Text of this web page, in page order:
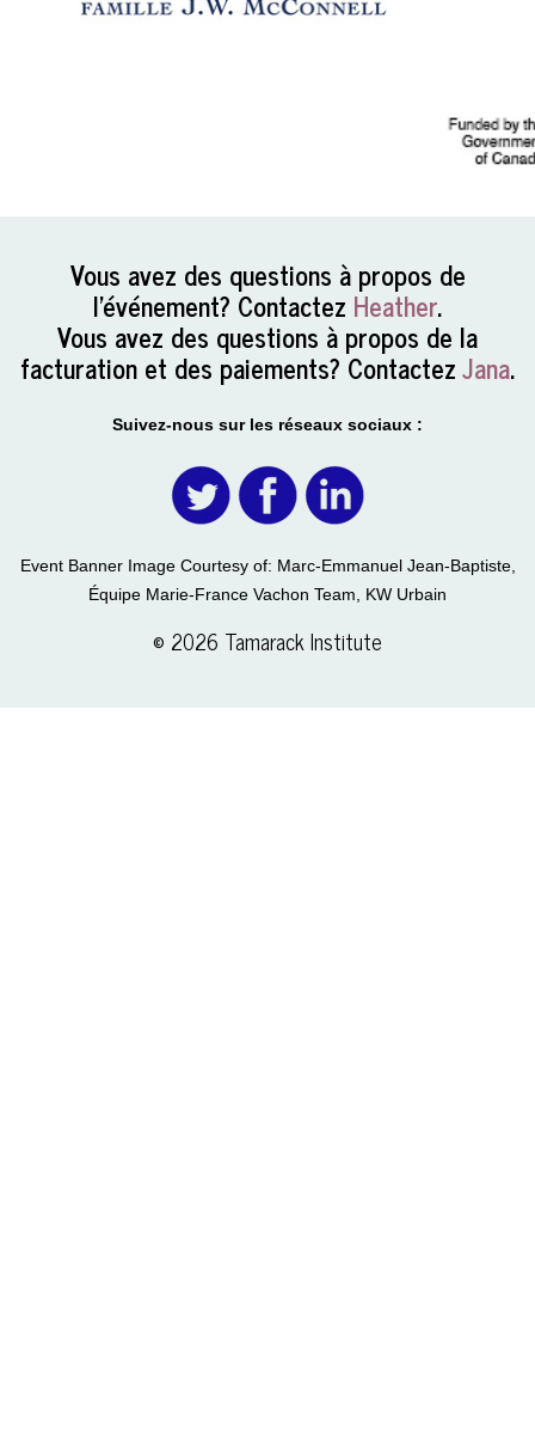
Vous avez des questions à propos de
l’événement? Contactez Heather.
Vous avez des questions à propos de la
facturation et des paiements? ContactezJana.
Suivez-nous sur les réseaux sociaux :
Event Banner Image Courtesy of: Marc-Emmanuel Jean-Baptiste,
Équipe Marie-France Vachon Team, KW Urbain
© 2026 Tamarack Institute